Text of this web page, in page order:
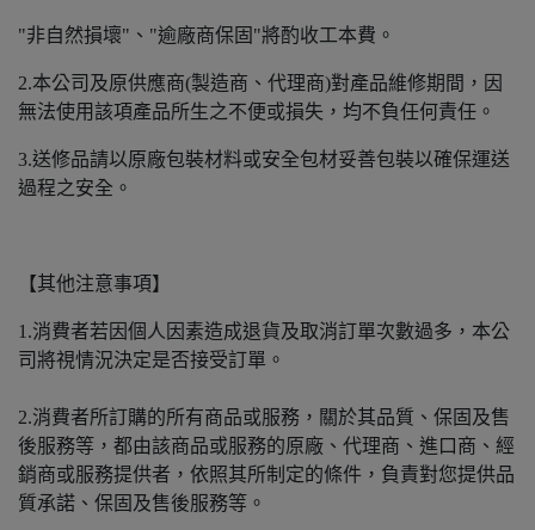
"非自然損壞"、"逾廠商保固"將酌收工本費。
2.本公司及原供應商(製造商、代理商)對產品維修期間，因
無法使用該項產品所生之不便或損失，均不負任何責任。
3.送修品請以原廠包裝材料或安全包材妥善包裝以確保運送
過程之安全。
【其他注意事項】
1.消費者若因個人因素造成退貨及取消訂單次數過多，本公
司將視情況決定是否接受訂單。
2.消費者所訂購的所有商品或服務，關於其品質、保固及售
後服務等，都由該商品或服務的原廠、代理商、進口商、經
銷商或服務提供者，依照其所制定的條件，負責對您提供品
質承諾、保固及售後服務等。